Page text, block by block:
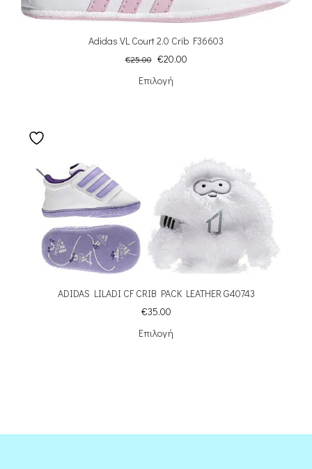
Adidas VL Court 2.0 Crib F36603
€25.00 €20.00
Επιλογή
ADIDAS LILADI CF CRIB PACK LEATHER G40743
€35.00
Επιλογή